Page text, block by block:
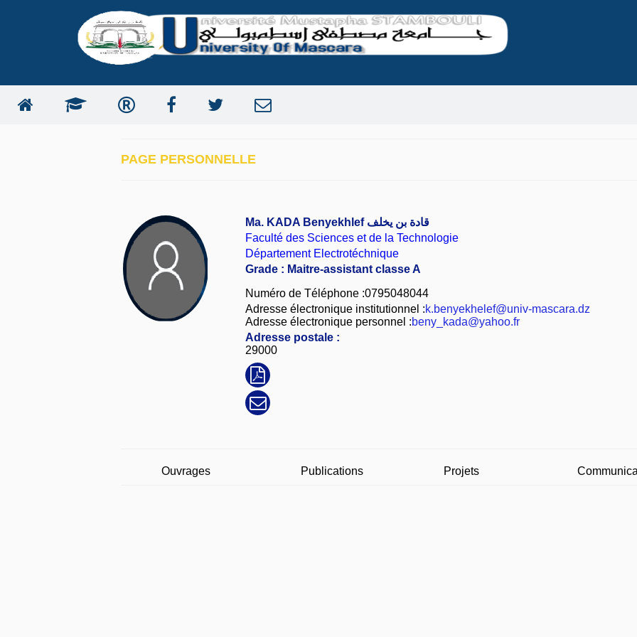
PAGE PERSONNELLE
Ma. KADA Benyekhlef قادة بن يخلف
Faculté des Sciences et de la Technologie
Département Electrotéchnique
Grade : Maitre-assistant classe A
Numéro de Téléphone :0795048044
Adresse électronique institutionnel :k.benyekhelef@univ-mascara.dz
Adresse électronique personnel :beny_kada@yahoo.fr
Adresse postale :
29000
Ouvrages Publications Projets